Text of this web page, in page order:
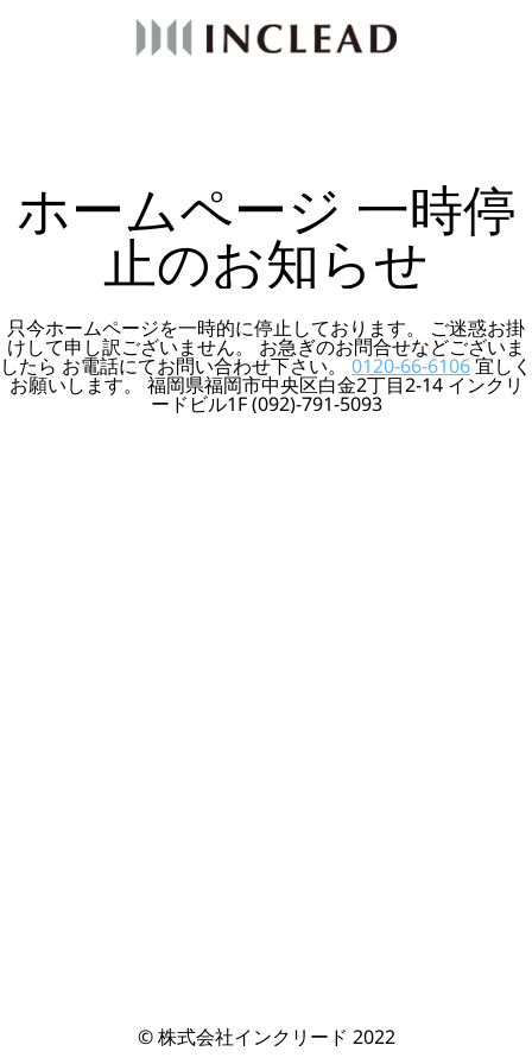
ホームページ 一時停
止のお知らせ
只今ホームページを一時的に停止しております。 ご迷惑お掛
けして申し訳ございません。 お急ぎのお問合せなどございま
したら お電話にてお問い合わせ下さい。0120-66-6106宜しく
お願いします。 福岡県福岡市中央区白金2丁目2-14 インクリ
ードビル1F (092)-791-5093
© 株式会社インクリード 2022